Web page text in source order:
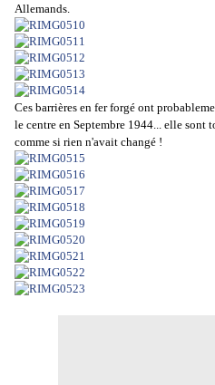
Allemands.
Ces barrières en fer forgé ont
le centre en Septembre 1944... elle sont
comme si rien n'avait changé !